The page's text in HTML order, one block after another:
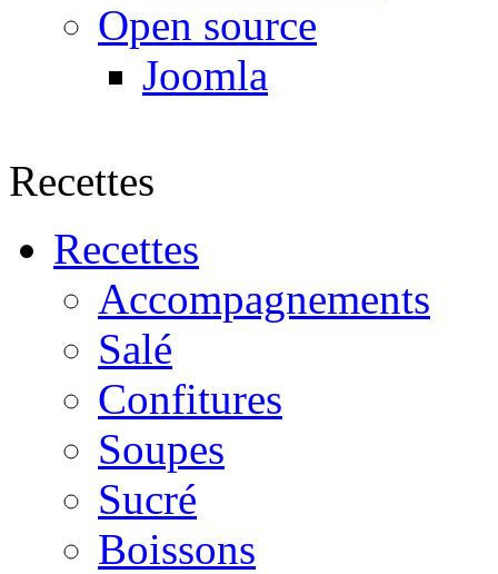
Open source
Joomla
Recettes
Recettes
Accompagnements
Salé
Confitures
Soupes
Sucré
Boissons